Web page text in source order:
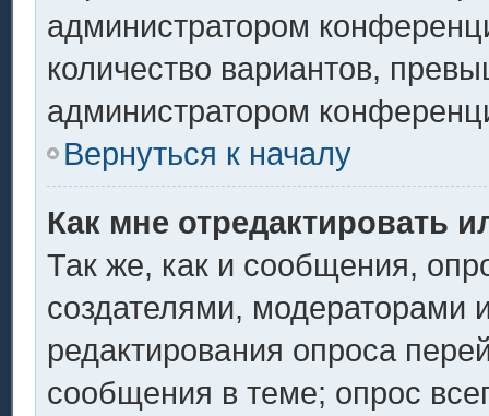
администратором
количество вариантов,
администратором
Вернуться к началу
Как мне отредактировать
Так же, как и сообщения,
создателями, модераторами
редактирования опроса
сообщения в теме; опрос